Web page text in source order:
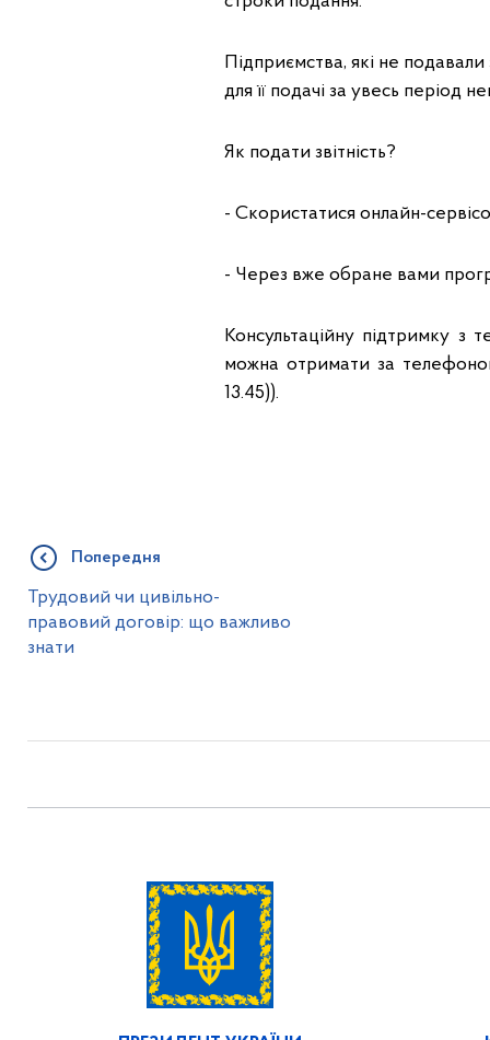
Підприємства, які не
для її подачі за увесь період
Як подати звітність?
- Скористатися онлайн-
- Через вже обране вами
Консультаційну підтримку з
можна отримати за
13.45)).
Попередня
Трудовий чи цивільно-
правовий договір: що важливо
знати